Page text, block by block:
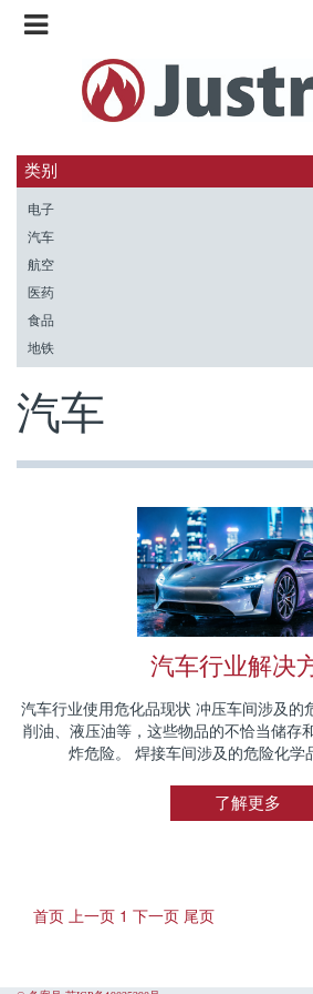
类别
电子
汽车
航空
医药
食品
地铁
汽车
汽车行业解决
汽车行业使用危化品现状 冲压车间涉及的
削油、液压油等，这些物品的不恰当储存
炸危险。 焊接车间涉及的危险化学
了解更多
首页 上一页 1 下一页 尾页